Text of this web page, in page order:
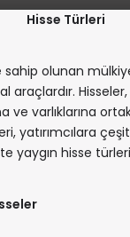
Hisse Türleri
sahip olunan
Hisseler,
ve varlıklarına
yatırımcılara
yaygın hisse